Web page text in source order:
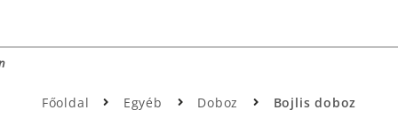
Főoldal Egyéb Doboz Bojlis doboz